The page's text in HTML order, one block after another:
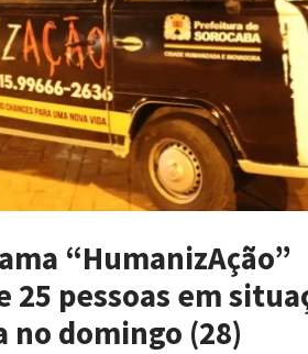
“HumanizAção”
25 pessoas em
no domingo (28)